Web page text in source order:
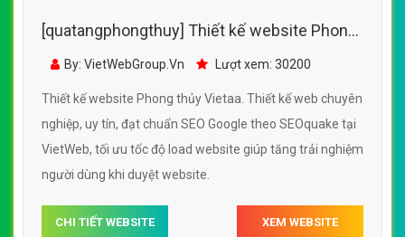
[quatangphongthuy] Thiết kế website Phong
thủy Vietaa đẹp, chuyên nghiệp chuẩn SEO
By: VietWebGroup.Vn Lượt xem: 30200
Thiết kế website Phong thủy Vietaa. Thiết kế web chuyên
nghiệp, uy tín, đạt chuẩn SEO Google theo SEOquake tại
VietWeb, tối ưu tốc độ load website giúp tăng trải nghiệm
người dùng khi duyệt website.
CHI TIẾT WEBSITE XEM WEBSITE